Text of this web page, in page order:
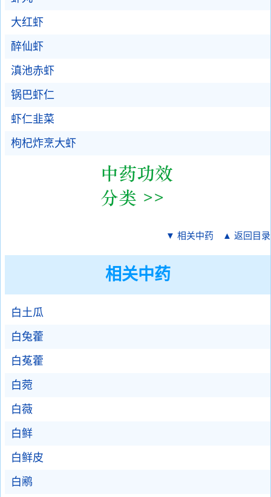
大红虾
醉仙虾
滇池赤虾
锅巴虾仁
虾仁韭菜
枸杞炸烹大虾
▼ 相关中药 ▲ 返回目录
相关中药
白土瓜
白兔藿
白菟藿
白菀
白薇
白鲜
白鲜皮
白鹇